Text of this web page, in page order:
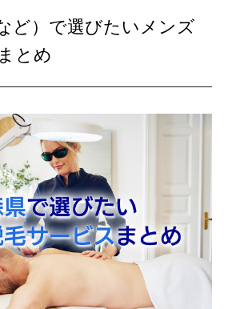
ど）で選びたいメンズ
とめ